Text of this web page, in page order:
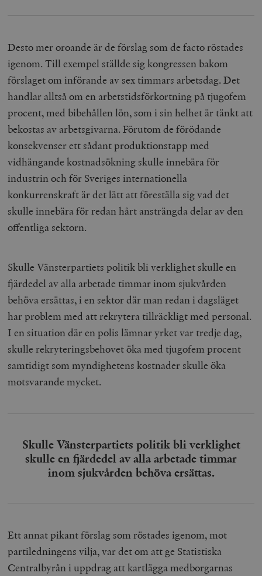
Desto mer oroande är de förslag som de facto röstades
igenom. Till exempel ställde sig kongressen bakom
förslaget om införande av sex timmars arbetsdag. Det
handlar alltså om en arbetstidsförkortning på tjugofem
procent, med bibehållen lön, som i sin helhet är tänkt att
bekostas av arbetsgivarna. Förutom de förödande
konsekvenser ett sådant produktionstapp med
vidhängande kostnadsökning skulle innebära för
industrin och för Sveriges internationella
konkurrenskraft är det lätt att föreställa sig vad det
skulle innebära för redan hårt ansträngda delar av den
offentliga sektorn.
Skulle Vänsterpartiets politik bli verklighet skulle en
fjärdedel av alla arbetade timmar inom sjukvården
behöva ersättas, i en sektor där man redan i dagsläget
har problem med att rekrytera tillräckligt med personal.
I en situation där en polis lämnar yrket var tredje dag,
skulle rekryteringsbehovet öka med tjugofem procent
samtidigt som myndighetens kostnader skulle öka
motsvarande mycket.
Skulle Vänsterpartiets politik bli verklighet
skulle en fjärdedel av alla arbetade timmar
inom sjukvården behöva ersättas.
Ett annat pikant förslag som röstades igenom, mot
partiledningens vilja, var det om att ge Statistiska
Centralbyrån i uppdrag att kartlägga medborgarnas